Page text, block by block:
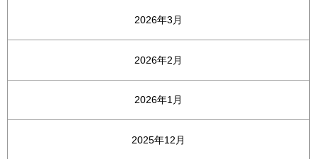
2026年3月
2026年2月
2026年1月
2025年12月